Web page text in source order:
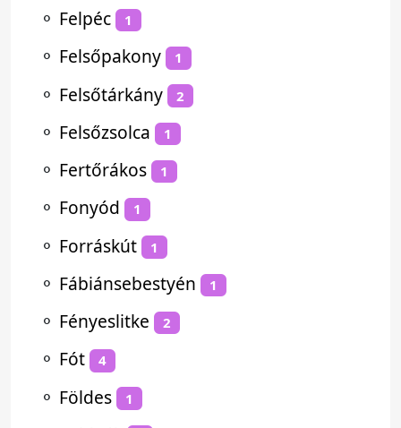
⚬ Felpéc 1
⚬ Felsőpakony 1
⚬ Felsőtárkány 2
⚬ Felsőzsolca 1
⚬ Fertőrákos 1
⚬ Fonyód 1
⚬ Forráskút 1
⚬ Fábiánsebestyén 1
⚬ Fényeslitke 2
⚬ Fót 4
⚬ Földes 1